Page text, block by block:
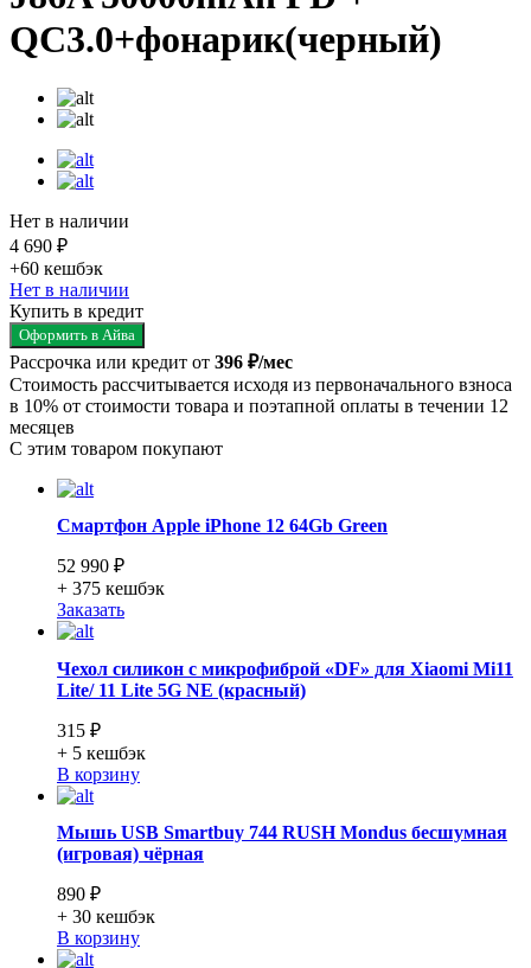
QC3.0+фонарик(черный)
Нет в наличии
4 690 ₽
+60 кешбэк
Нет в наличии
Купить в кредит
Оформить в Айва
Рассрочка или кредит от 396 ₽/мес
Стоимость рассчитывается исходя из первоначального взноса
в 10% от стоимости товара и поэтапной оплаты в течении 12
месяцев
С этим товаром покупают
Смартфон Apple iPhone 12 64Gb Green
52 990 ₽
+ 375 кешбэк
Заказать
Чехол силикон с микрофиброй «DF» для Xiaomi Mi11
Lite/ 11 Lite 5G NE (красный)
315 ₽
+ 5 кешбэк
В корзину
Мышь USB Smartbuy 744 RUSH Mondus бесшумная
(игровая) чёрная
890 ₽
+ 30 кешбэк
В корзину